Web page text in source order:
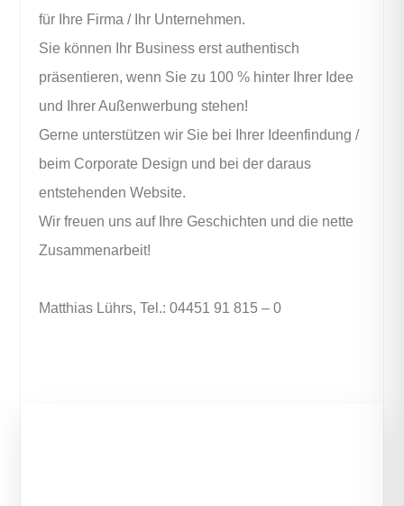
für Ihre Firma / Ihr Unternehmen.
Sie können Ihr Business erstauthentisch
präsentieren, wenn Sie zu 100 % hinter Ihrer Idee
und Ihrer Außenwerbung stehen!
Gerne unterstützenwir Sie bei Ihrer Ideenfindung /
beim Corporate Design und bei der daraus
entstehenden Website.
Wir freuen uns auf Ihre Geschichten und die nette
Zusammenarbeit!
Matthias Lührs, Tel.: 04451 91 815 – 0